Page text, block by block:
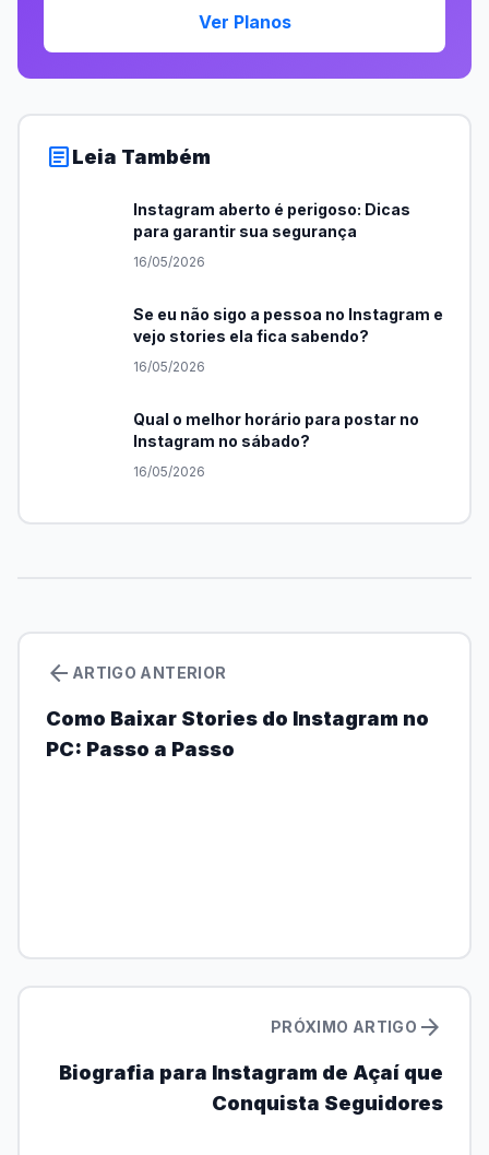
Ver Planos
articleLeia Também
Instagram aberto é perigoso: Dicas
para garantir sua segurança
16/05/2026
Se eu não sigo a pessoa no Instagram e
vejo stories ela fica sabendo?
16/05/2026
Qual o melhor horário para postar no
Instagram no sábado?
16/05/2026
arrow_back ARTIGO ANTERIOR
Como Baixar Stories do Instagram no
PC: Passo a Passo
PRÓXIMO ARTIGO arrow_forward
Biografia para Instagram de Açaí que
Conquista Seguidores